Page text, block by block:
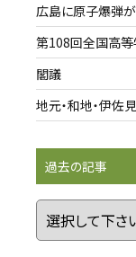
広島に原子爆弾
第108回全国高
閣議
地元・和地・伊佐
過去の記事